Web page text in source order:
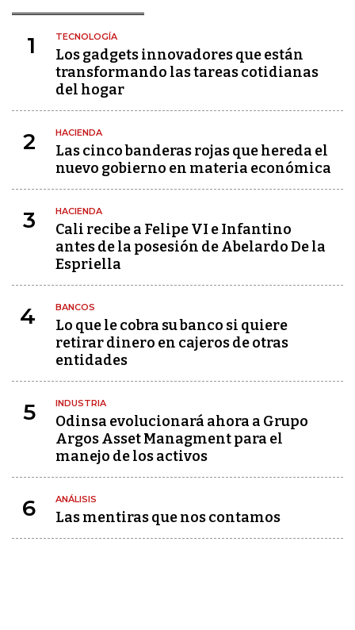
1 TECNOLOGÍA
Los gadgets innovadores que están
transformando las tareas cotidianas
del hogar
2 HACIENDA
Las cinco banderas rojas que hereda el
nuevo gobierno en materia económica
3 HACIENDA
Cali recibe a Felipe VI e Infantino
antes de la posesión de Abelardo De la
Espriella
4 BANCOS
Lo que le cobra su banco si quiere
retirar dinero en cajeros de otras
entidades
5 INDUSTRIA
Odinsa evolucionará ahora a Grupo
Argos Asset Managment para el
manejo de los activos
6 ANÁLISIS
Las mentiras que nos contamos